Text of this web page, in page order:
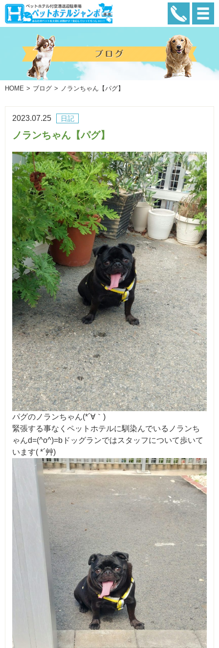
HOME ブログ ノランちゃん【パグ】
日記
2023.07.25
ノランちゃん【パグ】
パグのノランちゃん(*´∀｀)
緊張する事なくペットホテルに馴染んでいるノランち
ゃんd=(^o^)=bドッグランではスタッフについて歩いて
います( *´艸)